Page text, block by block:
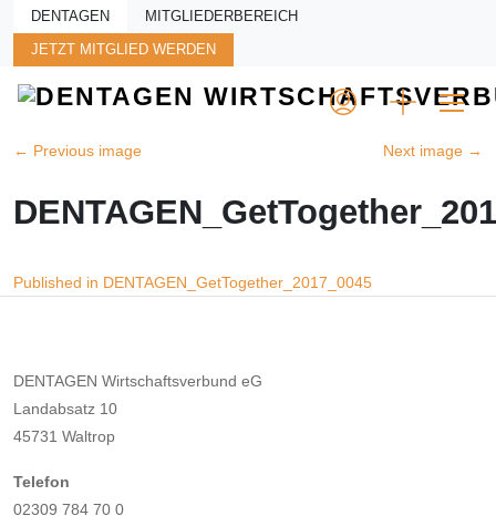
Skip to main content
DENTAGEN MITGLIEDERBEREICH
JETZT MITGLIED WERDEN
← Previous image Next image →
Beitragsnavigation
Published in DENTAGEN_GetTogether_2017_0045
DENTAGEN Wirtschaftsverbund eG
Landabsatz 10
45731 Waltrop
Telefon
02309 784 70 0